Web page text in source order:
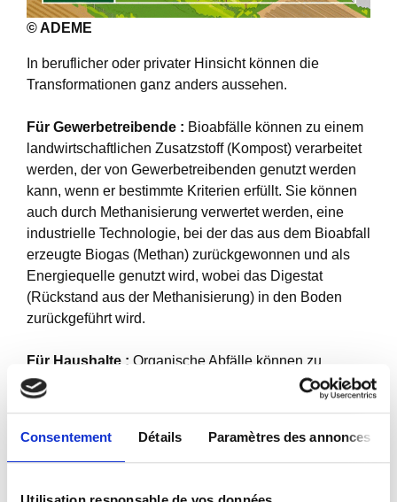
Consentement Détails Paramètres des annonces
© ADEME
In beruflicher oder privater Hinsicht können die
Transformationen ganz anders aussehen.
Für Gewerbetreibende : Bioabfälle können zu einem
landwirtschaftlichen Zusatzstoff (Kompost) verarbeitet
werden, der von Gewerbetreibenden genutzt werden
kann, wenn er bestimmte Kriterien erfüllt. Sie können
auch durch Methanisierung verwertet werden, eine
industrielle Technologie, bei der das aus dem Bioabfall
erzeugte Biogas (Methan) zurückgewonnen und als
Energiequelle genutzt wird, wobei das Digestat
(Rückstand aus der Methanisierung) in den Boden
zurückgeführt wird.
Für Haushalte : Organische Abfälle können zu
Blumenerde oder Dünger verarbeitet und über
Gartenkompost oder gärtnerische
Gartenarbeit genutzt werden. Der aus den Bioabfällen
entstehende Kompost kann im Hausgarten oder auf